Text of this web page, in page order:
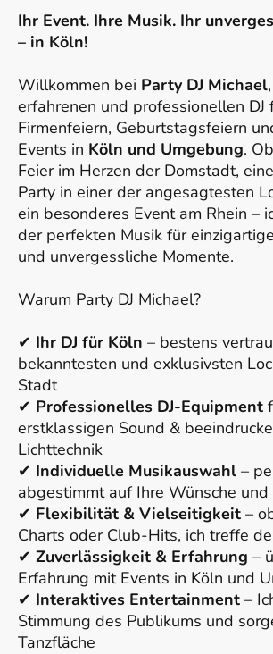
Ihr Event. Ihre Musik. Ihr
– in Köln!
Willkommen bei Party DJ Michael
erfahrenen und professionellen DJ
Firmenfeiern, Geburtstagsfeiern
Events in Köln und Umgebung.
Feier im Herzen der Domstadt,
Party in einer der angesagtesten
ein besonderes Event am Rhein –
der perfekten Musik für
und unvergessliche Momente.
Warum Party DJ Michael?
✔ Ihr DJ für Köln – bestens
bekanntesten und exklusivsten
Stadt
✔ Professionelles DJ-Equipment
erstklassigen Sound &
Lichttechnik
✔ Individuelle Musikauswahl –
abgestimmt auf Ihre Wünsche und
✔ Flexibilität & Vielseitigkeit –
Charts oder Club-Hits, ich treffe
✔ Zuverlässigkeit & Erfahrung –
Erfahrung mit Events in Köln und
✔ Interaktives Entertainment –
Stimmung des Publikums und
Tanzfläche